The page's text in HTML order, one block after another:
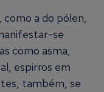
como a do pólen,
se
como asma,
espirros em
também, se